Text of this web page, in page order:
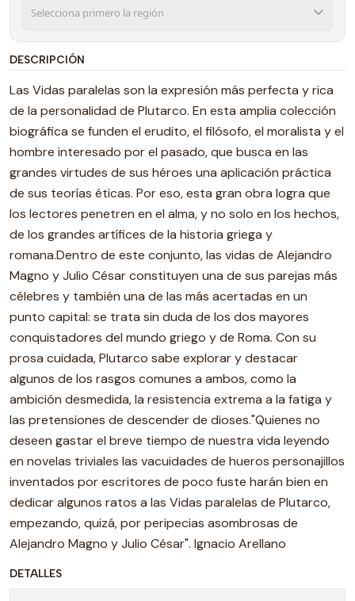
DESCRIPCIÓN
Las Vidas paralelas son la expresión más perfecta y rica
de la personalidad de Plutarco. En esta amplia colección
biográfica se funden el erudito, el filósofo, el moralista y el
hombre interesado por el pasado, que busca en las
grandes virtudes de sus héroes una aplicación práctica
de sus teorías éticas. Por eso, esta gran obra logra que
los lectores penetren en el alma, y no solo en los hechos,
de los grandes artífices de la historia griega y
romana.Dentro de este conjunto, las vidas de Alejandro
Magno y Julio César constituyen una de sus parejas más
célebres y también una de las más acertadas en un
punto capital: se trata sin duda de los dos mayores
conquistadores del mundo griego y de Roma. Con su
prosa cuidada, Plutarco sabe explorar y destacar
algunos de los rasgos comunes a ambos, como la
ambición desmedida, la resistencia extrema a la fatiga y
las pretensiones de descender de dioses."Quienes no
deseen gastar el breve tiempo de nuestra vida leyendo
en novelas triviales las vacuidades de hueros personajillos
inventados por escritores de poco fuste harán bien en
dedicar algunos ratos a las Vidas paralelas de Plutarco,
empezando, quizá, por peripecias asombrosas de
Alejandro Magno y Julio César". Ignacio Arellano
DETALLES